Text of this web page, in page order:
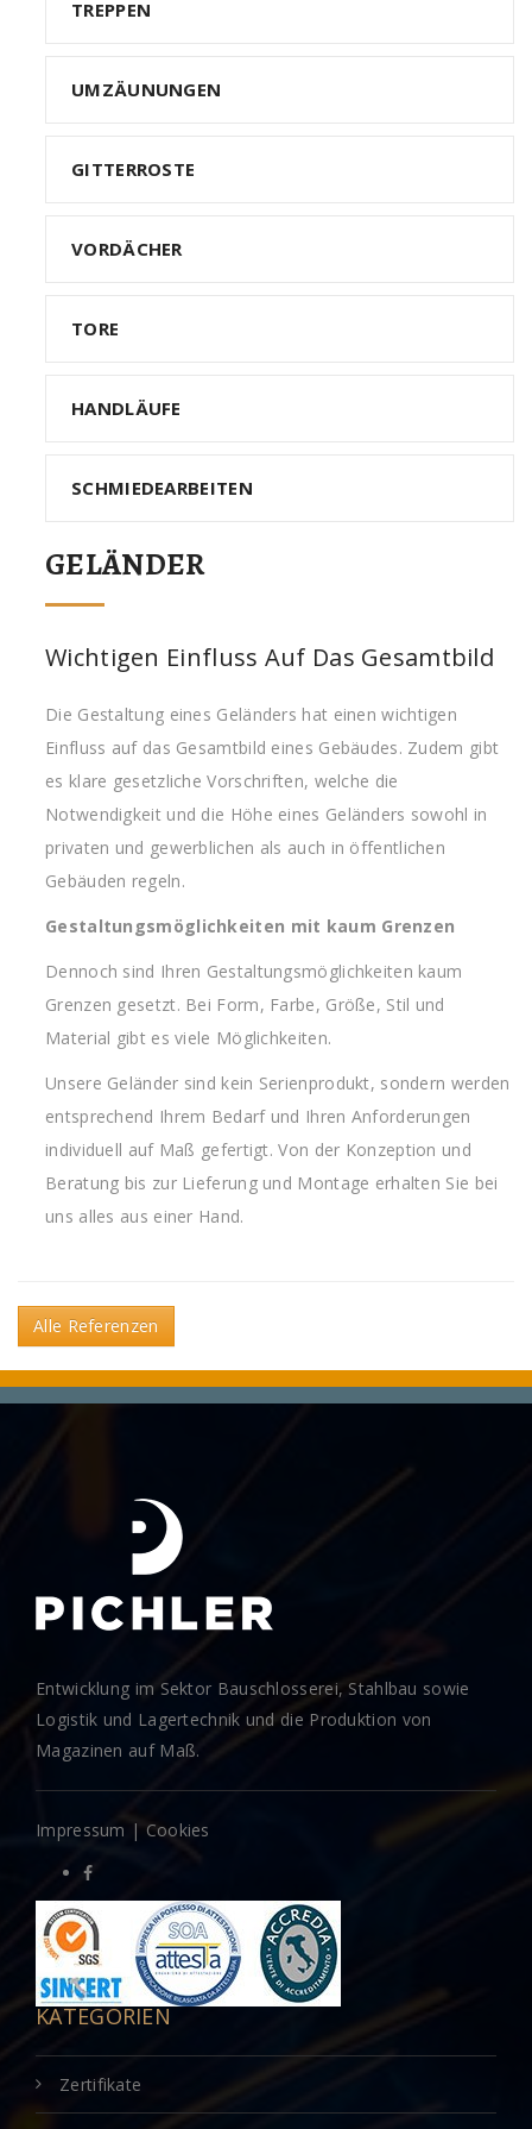
TREPPEN
UMZÄUNUNGEN
GITTERROSTE
VORDÄCHER
TORE
HANDLÄUFE
SCHMIEDEARBEITEN
GELÄNDER
Wichtigen Einfluss Auf Das Gesamtbild
Die Gestaltung eines Geländers hat einen wichtigen
Einfluss auf das Gesamtbild eines Gebäudes. Zudem gibt
es klare gesetzliche Vorschriften, welche die
Notwendigkeit und die Höhe eines Geländers sowohl in
privaten und gewerblichen als auch in öffentlichen
Gebäuden regeln.
Gestaltungsmöglichkeiten mit kaum Grenzen
Dennoch sind Ihren Gestaltungsmöglichkeiten kaum
Grenzen gesetzt. Bei Form, Farbe, Größe, Stil und
Material gibt es viele Möglichkeiten.
Unsere Geländer sind kein Serienprodukt, sondern werden
entsprechend Ihrem Bedarf und Ihren Anforderungen
individuell auf Maß gefertigt. Von der Konzeption und
Beratung bis zur Lieferung und Montage erhalten Sie bei
uns alles aus einer Hand.
Alle Referenzen
Entwicklung im Sektor Bauschlosserei, Stahlbau sowie
Logistik und Lagertechnik und die Produktion von
Magazinen auf Maß.
Impressum | Cookies
KATEGORIEN
Zertifikate